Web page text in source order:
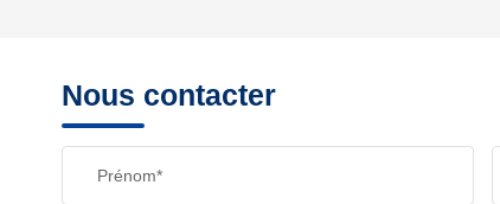
TAXE FONCIÈRE
SUPERFICIE :
Nous contacter
Prénom*